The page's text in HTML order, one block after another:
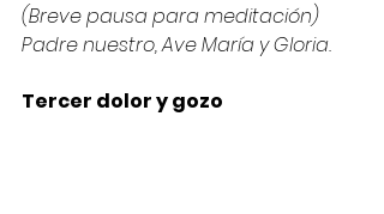
(Breve pausa para meditación)
Padre nuestro, Ave María y Gloria.
Tercer dolor y gozo